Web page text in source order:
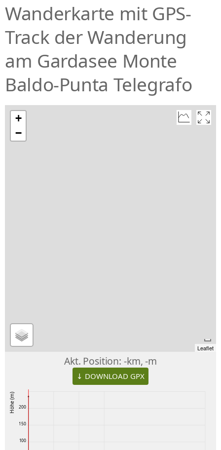
Wanderkarte mit GPS-
Track der Wanderung
am Gardasee Monte
Baldo-Punta Telegrafo
+
−
Leaflet
Akt. Position: -km, -m
↓ DOWNLOAD GPX
100
150
200
Höhe (m)